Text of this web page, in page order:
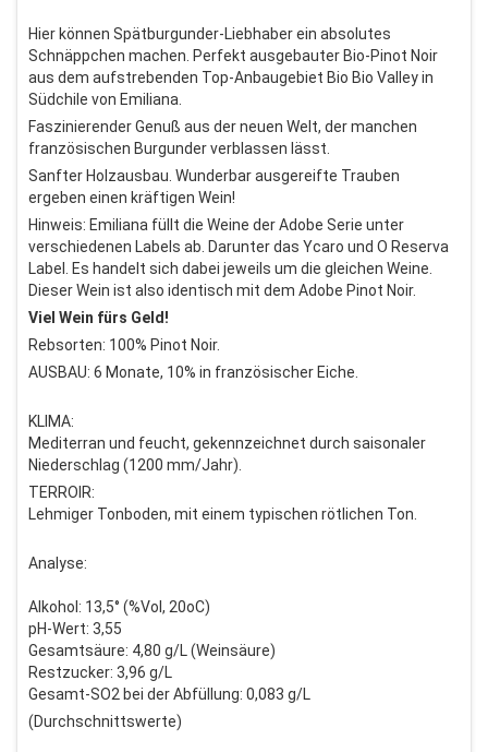
Hier können Spätburgunder-Liebhaber ein absolutes
Schnäppchen machen. Perfekt ausgebauter Bio-Pinot Noir
aus dem aufstrebenden Top-Anbaugebiet Bio Bio Valley in
Südchile von Emiliana.
Faszinierender Genuß aus der neuen Welt, der manchen
französischen Burgunder verblassen lässt.
Sanfter Holzausbau. Wunderbar ausgereifte Trauben
ergeben einen kräftigen Wein!
Hinweis: Emiliana füllt die Weine der Adobe Serie unter
verschiedenen Labels ab. Darunter das Ycaro und O Reserva
Label. Es handelt sich dabei jeweils um die gleichen Weine.
Dieser Wein ist also identisch mit dem Adobe Pinot Noir.
Viel Wein fürs Geld!
Rebsorten: 100% Pinot Noir.
AUSBAU: 6 Monate, 10% in französischer Eiche.
KLIMA:
Mediterran und feucht, gekennzeichnet durch saisonaler
Niederschlag (1200 mm/Jahr).
TERROIR:
Lehmiger Tonboden, mit einem typischen rötlichen Ton.
Analyse:
Alkohol: 13,5° (%Vol, 20oC)
pH-Wert: 3,55
Gesamtsäure: 4,80 g/L (Weinsäure)
Restzucker: 3,96 g/L
Gesamt-SO2 bei der Abfüllung: 0,083 g/L
(Durchschnittswerte)